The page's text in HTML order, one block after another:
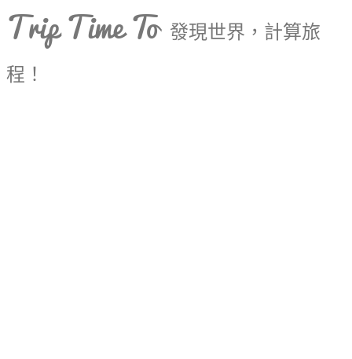
Trip Time To 發現世界，計算旅
程！